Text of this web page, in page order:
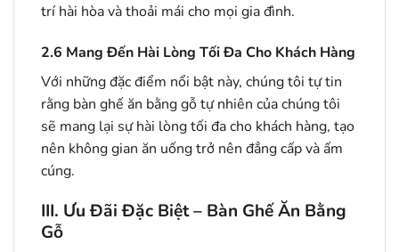
trí hài hòa và thoải mái cho mọi gia đình.
2.6 Mang Đến Hài Lòng Tối Đa Cho Khách Hàng
Với những đặc điểm nổi bật này, chúng tôi tự tin
rằng bàn ghế ăn bằng gỗ tự nhiên của chúng tôi
sẽ mang lại sự hài lòng tối đa cho khách hàng, tạo
nên không gian ăn uống trở nên đẳng cấp và ấm
cúng.
III. Ưu Đãi Đặc Biệt – Bàn Ghế Ăn Bằng
Gỗ